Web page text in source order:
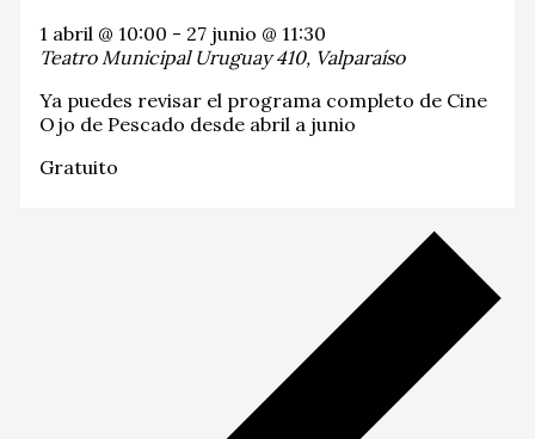
1 abril @ 10:00 - 27 junio @ 11:30
Teatro Municipal Uruguay 410, Valparaíso
Ya puedes revisar el programa completo de Cine
Ojo de Pescado desde abril a junio
Gratuito